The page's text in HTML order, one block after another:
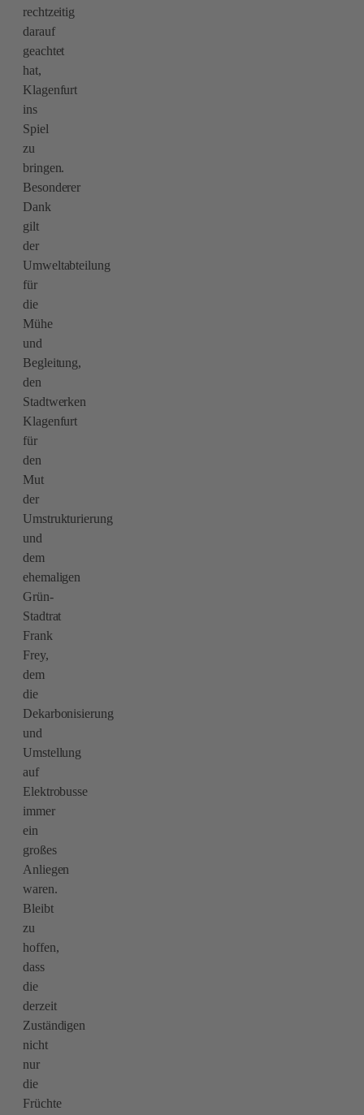
rechtzeitig
darauf
geachtet
hat,
Klagenfurt
ins
Spiel
zu
bringen.
Besonderer
Dank
gilt
der
Umweltabteilung
für
die
Mühe
und
Begleitung,
den
Stadtwerken
Klagenfurt
für
den
Mut
der
Umstrukturierung
und
dem
ehemaligen
Grün-
Stadtrat
Frank
Frey,
dem
die
Dekarbonisierung
und
Umstellung
auf
Elektrobusse
immer
ein
großes
Anliegen
waren.
Bleibt
zu
hoffen,
dass
die
derzeit
Zuständigen
nicht
nur
die
Früchte